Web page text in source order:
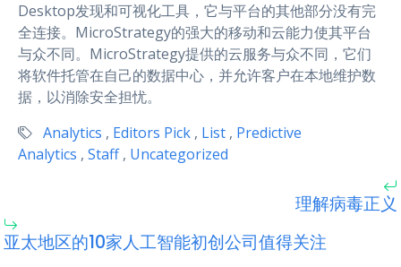
Desktop发现和可视化工具，它与平台的其他部分没有完
全连接。MicroStrategy的强大的移动和云能力使其平台
与众不同。MicroStrategy提供的云服务与众不同，它们
将软件托管在自己的数据中心，并允许客户在本地维护数
据，以消除安全担忧。
Analytics , Editors Pick , List , Predictive
Analytics , Staff , Uncategorized
理解病毒正义
亚太地区的10家人工智能初创公司值得关注